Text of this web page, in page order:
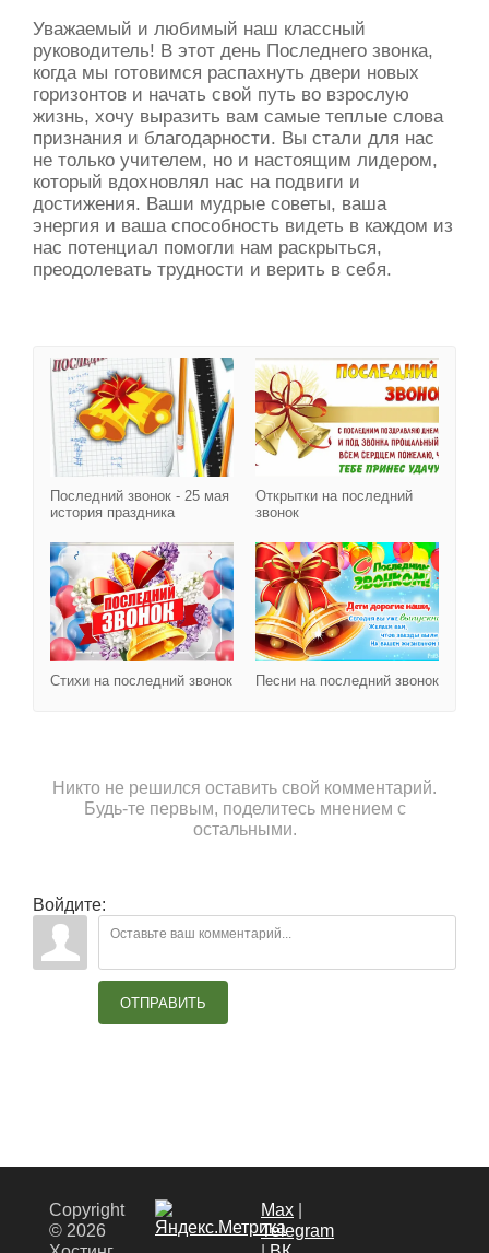
Уважаемый и любимый наш классный
руководитель! В этот день Последнего звонка,
когда мы готовимся распахнуть двери новых
горизонтов и начать свой путь во взрослую
жизнь, хочу выразить вам самые теплые слова
признания и благодарности. Вы стали для нас
не только учителем, но и настоящим лидером,
который вдохновлял нас на подвиги и
достижения. Ваши мудрые советы, ваша
энергия и ваша способность видеть в каждом из
нас потенциал помогли нам раскрыться,
преодолевать трудности и верить в себя.
Последний звонок - 25 мая
история праздника
Последний звонок - 25
Открытки на последний
звонок
Стихи на последний звонок
Стихи на последний
Песни на последний звонок
Никто не решился оставить свой комментарий.
Будь-те первым, поделитесь мнением с
остальными.
Войдите:
ОТПРАВИТЬ
Copyright
© 2026
Max
Теlegram